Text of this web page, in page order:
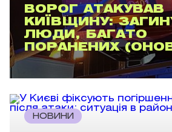
ВОРОГ АТАКУВАВ
КИЇВЩИНУ:
ЛЮДИ, БАГАТО
ПОРАНЕНИХ
НОВИНИ